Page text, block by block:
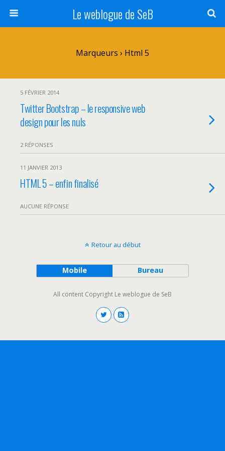
Le weblogue de SeB
Marqueurs › Html 5
5 FÉVRIER 2014
Twitter Bootstrap – le responsive web
design pour les nuls
2 RÉPONSES
11 JANVIER 2013
HTML 5 – enfin finalisé
AUCUNE RÉPONSE
Retour au début
Mobile Bureau
All content Copyright Le weblogue de SeB